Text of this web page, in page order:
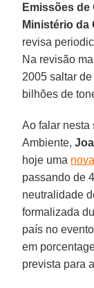
Emissões de
Ministério da
revisa
Na revisão
2005 saltar
bilhões de
Ao falar
Ambiente,
hoje uma
passando de
neutralidade
formalizada
país no
em
prevista para